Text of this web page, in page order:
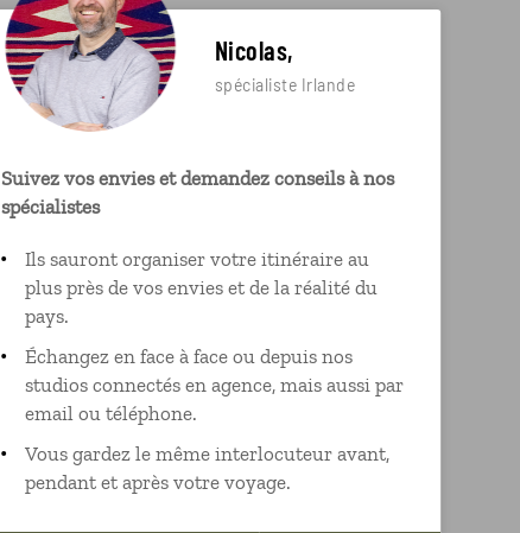
Nicolas,
spécialiste Irlande
Suivez vos envies et demandez conseils à nos
spécialistes
Ils sauront organiser votre itinéraire au
plus près de vos envies et de la réalité du
pays.
Échangez en face à face ou depuis nos
studios connectés en agence, mais aussi par
email ou téléphone.
Vous gardez le même interlocuteur avant,
pendant et après votre voyage.